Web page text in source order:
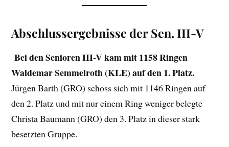
Abschlussergebnisse der Sen. III-V
Bei den Senioren III-V kam mit 1158 Ringen
Waldemar Semmelroth (KLE) auf den 1. Platz.
Jürgen Barth (GRO) schoss sich mit 1146 Ringen auf
den 2. Platz und mit nur einem Ring weniger belegte
Christa Baumann (GRO) den 3. Platz in dieser stark
besetzten Gruppe.